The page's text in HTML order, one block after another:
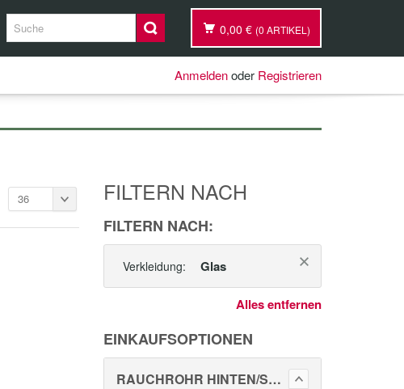
0,00 € (0 ARTIKEL)
Anmeldenoder Registrieren
36 FILTERN NACH
FILTERN NACH:
Verkleidung: Glas
Alles entfernen
EINKAUFSOPTIONEN
RAUCHROHR HINTEN/SEITLICH